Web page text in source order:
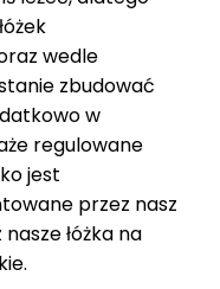
wedle
zbudować
w
regulowane
jest
przez nasz
naszełóżka na
.